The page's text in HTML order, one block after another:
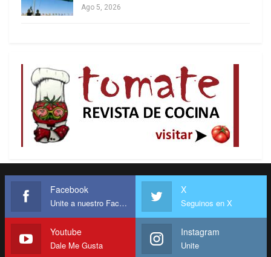
Ago 5, 2026
Facebook
Unite a nuestro Facebook
X
Seguinos en X
Youtube
Dale Me Gusta
Instagram
Unite